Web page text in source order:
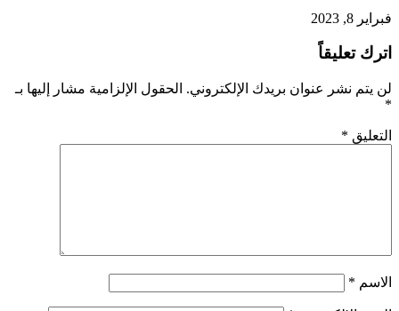
فبراير 8, 2023
اترك تعليقاً
لن يتم نشر عنوان بريدك الإلكتروني. الحقول الإلزامية مشار إليها بـ
*
التعليق *
الاسم *